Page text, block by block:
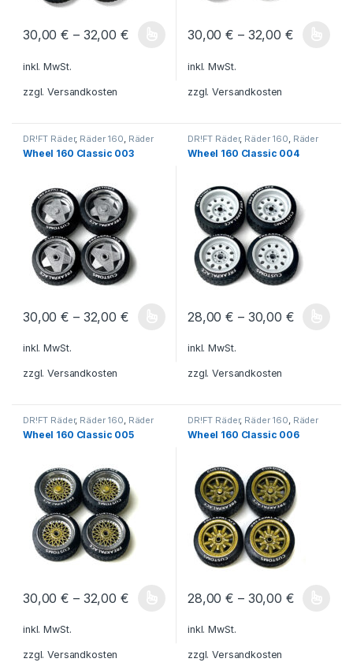
30,00€ – 32,00 €
Dieses Produkt weist mehrere Varianten auf. Die Optionen
inkl. MwSt.
zzgl.Versandkosten
30,00€ – 32,00 €
Dieses Produkt weist mehrere
inkl. MwSt.
zzgl.Versandkosten
DR!FT Räder, Räder 160 Räder
Classic Line
Wheel 160 Classic 003
30,00€ – 32,00 €
Dieses Produkt weist mehrere Varianten auf. Die Optionen
inkl. MwSt.
zzgl.Versandkosten
DR!FT Räder, Räder 160 Räder
Classic Line
Wheel 160 Classic 004
28,00€ – 30,00 €
Dieses Produkt weist mehrere
inkl. MwSt.
zzgl.Versandkosten
DR!FT Räder, Räder 160, Räder
Classic Line
Wheel 160 Classic 005
30,00€ – 32,00 €
Dieses Produkt weist mehrere Varianten auf. Die Optionen
inkl. MwSt.
zzgl.Versandkosten
DR!FT Räder, Räder 160, Räder
Classic Line
Wheel 160 Classic 006
28,00€ – 30,00 €
Dieses Produkt weist mehrere
inkl. MwSt.
zzgl.Versandkosten